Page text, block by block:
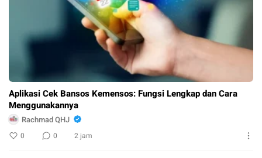
Aplikasi Cek Bansos Kemensos: Fungsi Lengkap dan Cara
Menggunakannya
Rachmad QHJ
0 0 2 jam